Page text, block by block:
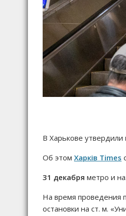
В Харькове
Об этом Харків Times
31 декабря метро и
На время проведения
остановки на ст. м.